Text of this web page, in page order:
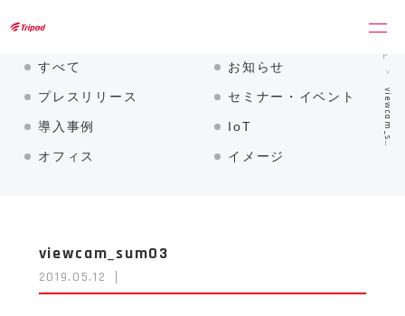
ホーム
viewcam_s…
すべて お知らせ
プレスリリース セミナー・イベント
導入事例 IoT
オフィス イメージ
viewcam_sum03
2019.05.12